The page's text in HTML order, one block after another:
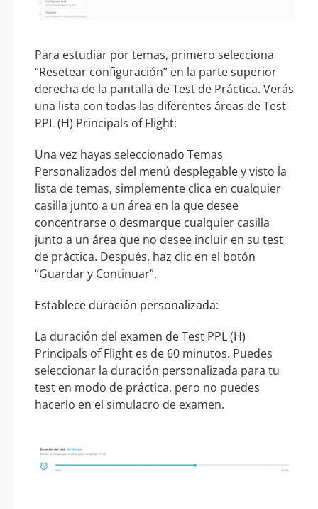
Para estudiar por temas, primero selecciona
“Resetear configuración” en la parte superior
derecha de la pantalla de Test de Práctica. Verás
una lista con todas las diferentes áreas de Test
PPL (H) Principals of Flight:
Una vez hayas seleccionado Temas
Personalizados del menú desplegable y visto la
lista de temas, simplemente clica en cualquier
casilla junto a un área en la que desee
concentrarse o desmarque cualquier casilla
junto a un área que no desee incluir en su test
de práctica. Después, haz clic en el botón
“Guardar y Continuar”.
Establece duración personalizada:
La duración del examen de Test PPL (H)
Principals of Flight es de 60 minutos. Puedes
seleccionar la duración personalizada para tu
test en modo de práctica, pero no puedes
hacerlo en el simulacro de examen.